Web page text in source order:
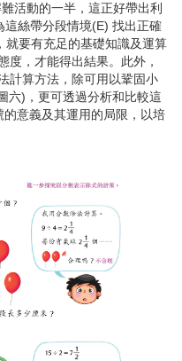
活動的一半，這正好帶出利
這絲帶分段情境(E) 找出正確
要有充足的基礎知識及運算
度，才能得出結果。此外，
計算方法，除可用以鞏固小
六)，更可透過分析和比較這
意義及其運用的局限，以培